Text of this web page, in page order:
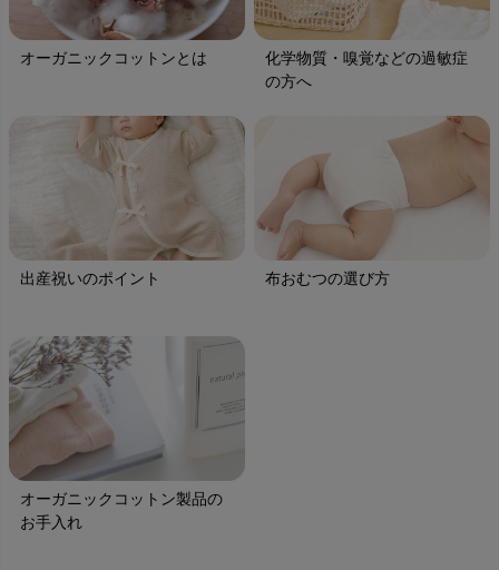
オーガニックコットンとは
化学物質・嗅覚などの過敏症
の方へ
出産祝いのポイント 布おむつの選び方
オーガニックコットン製品の
お手入れ